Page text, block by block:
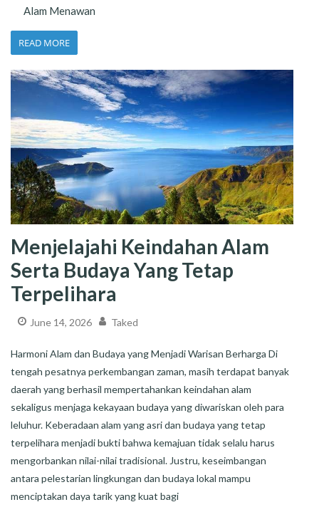
Alam Menawan
READ MORE
Menjelajahi Keindahan Alam
Serta Budaya Yang Tetap
Terpelihara
June 14, 2026 Taked
Harmoni Alam dan Budaya yang Menjadi Warisan Berharga Di
tengah pesatnya perkembangan zaman, masih terdapat banyak
daerah yang berhasil mempertahankan keindahan alam
sekaligus menjaga kekayaan budaya yang diwariskan oleh para
leluhur. Keberadaan alam yang asri dan budaya yang tetap
terpelihara menjadi bukti bahwa kemajuan tidak selalu harus
mengorbankan nilai-nilai tradisional. Justru, keseimbangan
antara pelestarian lingkungan dan budaya lokal mampu
menciptakan daya tarik yang kuat bagi